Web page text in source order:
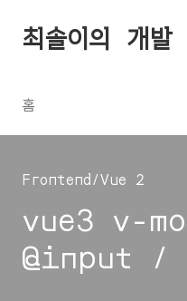
최솔이의 개발
홈
Frontend/Vue 2
vue3 v-model /
@input /